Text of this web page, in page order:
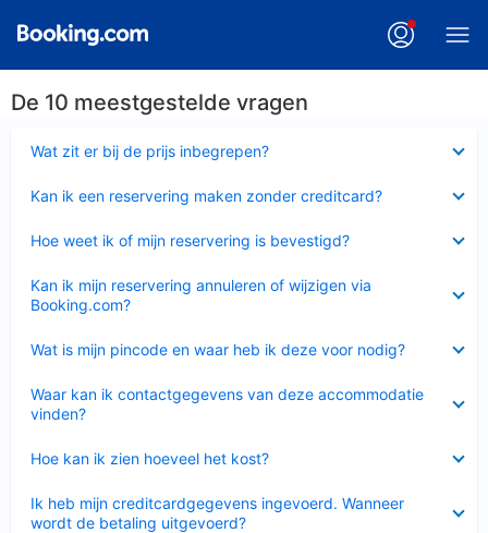
De 10 meestgestelde vragen
Wat zit er bij de prijs inbegrepen?
Kan ik een reservering maken zonder creditcard?
Hoe weet ik of mijn reservering is bevestigd?
Kan ik mijn reservering annuleren of wijzigen via
Booking.com?
Wat is mijn pincode en waar heb ik deze voor nodig?
Waar kan ik contactgegevens van deze accommodatie
vinden?
Hoe kan ik zien hoeveel het kost?
Ik heb mijn creditcardgegevens ingevoerd. Wanneer
wordt de betaling uitgevoerd?